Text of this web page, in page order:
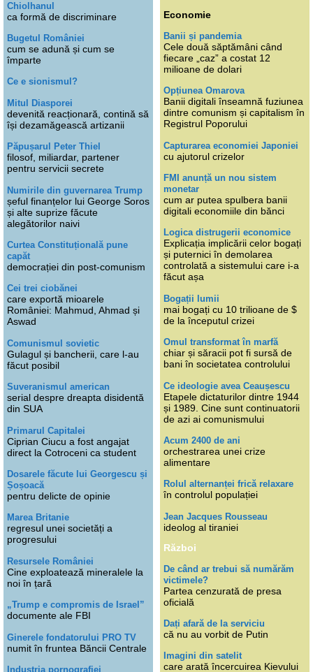
Chiolhanul
ca formă de discriminare
Bugetul României
cum se adună și cum se
împarte
Ce e sionismul?
Mitul Diasporei
devenită reacționară, contină să
își dezamăgească artizanii
Păpușarul Peter Thiel
filosof, miliardar, partener
pentru servicii secrete
Numirile din guvernarea Trump
șeful finanțelor lui George Soros
și alte suprize făcute
alegătorilor naivi
Curtea Constituțională pune
capăt
democrației din post-comunism
Cei trei ciobănei
care exportă mioarele
României: Mahmud, Ahmad și
Aswad
Comunismul sovietic
Gulagul și bancherii, care l-au
făcut posibil
Suveranismul american
serial despre dreapta disidentă
din SUA
Primarul Capitalei
Ciprian Ciucu a fost angajat
direct la Cotroceni ca student
Dosarele făcute lui Georgescu și
Șoșoacă
pentru delicte de opinie
Marea Britanie
regresul unei societăți a
progresului
Resursele României
Cine exploatează mineralele la
noi în țară
„Trump e compromis de Israel”
documente ale FBI
Ginerele fondatorului PRO TV
numit în fruntea Băncii Centrale
Industria pornografiei
Economie
Banii și pandemia
Cele două săptămâni când
fiecare „caz” a costat 12
milioane de dolari
Opțiunea Omarova
Banii digitali înseamnă fuziunea
dintre comunism și capitalism în
Registrul Poporului
Capturarea economiei Japoniei
cu ajutorul crizelor
FMI anunță un nou sistem
monetar
cum ar putea spulbera banii
digitali economiile din bănci
Logica distrugerii economice
Explicația implicării celor bogați
și puternici în demolarea
controlată a sistemului care i-a
făcut așa
Bogații lumii
mai bogați cu 10 trilioane de $
de la începutul crizei
Omul transformat în marfă
chiar și săracii pot fi sursă de
bani în societatea controlului
Ce ideologie avea Ceaușescu
Etapele dictaturilor dintre 1944
și 1989. Cine sunt continuatorii
de azi ai comunismului
Acum 2400 de ani
orchestrarea unei crize
alimentare
Rolul alternanței frică relaxare
în controlul populației
Jean Jacques Rousseau
ideolog al tiraniei
Război
De când ar trebui să numărăm
victimele?
Partea cenzurată de presa
oficială
Dați afară de la serviciu
că nu au vorbit de Putin
Imagini din satelit
care arată încercuirea Kievului